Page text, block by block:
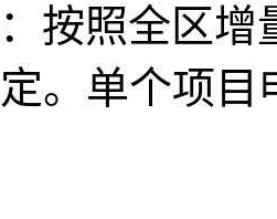
按照全区增
。单个项